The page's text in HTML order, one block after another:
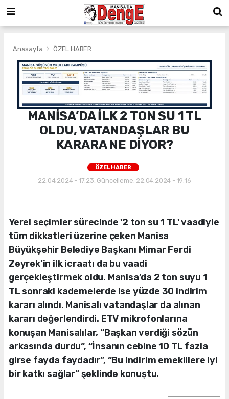
Anasayfa ÖZEL HABER
MANİSA’DA İLK 2 TON SU 1 TL
OLDU, VATANDAŞLAR BU
KARARA NE DİYOR?
ÖZEL HABER
22.04.2024 - 17:23, Güncelleme: 22.04.2024 - 19:16
Yerel seçimler sürecinde '2 ton su 1 TL' vaadiyle
tüm dikkatleri üzerine çeken Manisa
Büyükşehir Belediye Başkanı Mimar Ferdi
Zeyrek’in ilk icraatı da bu vaadi
gerçekleştirmek oldu. Manisa’da 2 ton suyu 1
TL sonraki kademelerde ise yüzde 30 indirim
kararı alındı. Manisalı vatandaşlar da alınan
kararı değerlendirdi. ETV mikrofonlarına
konuşan Manisalılar, “Başkan verdiği sözün
arkasında durdu“, “İnsanın cebine 10 TL fazla
girse fayda faydadır”, “Bu indirim emeklilere iyi
bir katkı sağlar” şeklinde konuştu.